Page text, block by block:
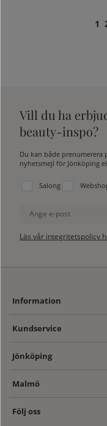
1
Vill du ha
beauty-inspo?
Du kan både prenumerera
nyhetsmejl för Jönköping
Välj vilken lista du vill
Salong
Ange e-post
Läs vår integritetspolicy
Information
Kundservice
Jönköping
Malmö
Följ oss